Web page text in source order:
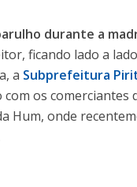
durante a
ficando lado a
a Subprefeitura
os comerciantes
Hum, onde